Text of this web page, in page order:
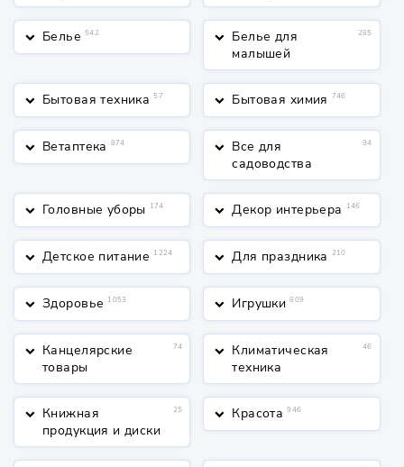
keyboard_arrow_down Белье 542 keyboard_arrow_down Белье для
малышей
285
keyboard_arrow_down Бытовая техника 57 keyboard_arrow_down Бытовая химия 746
keyboard_arrow_down Ветаптека 874 keyboard_arrow_down Все для
садоводства
94
keyboard_arrow_down Головные уборы 174 keyboard_arrow_down Декор интерьера 146
keyboard_arrow_down Детское питание 1224 keyboard_arrow_down Для праздника 210
keyboard_arrow_down Здоровье 1053 keyboard_arrow_down Игрушки 809
keyboard_arrow_down Канцелярские
товары
74 keyboard_arrow_down Климатическая
техника
46
keyboard_arrow_down Книжная
продукция и диски
25 keyboard_arrow_down Красота 946